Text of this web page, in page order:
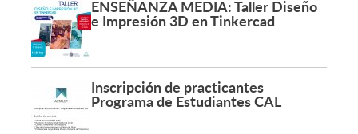
ENSEÑANZA MEDIA: Taller Diseño
e Impresión 3D en Tinkercad
Inscripción de practicantes
Programa de Estudiantes CAL